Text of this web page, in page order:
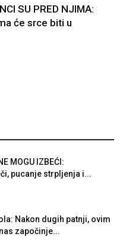
SU PRED NJIMA:
će srce biti u
MOGU IZBEĆI:
pucanje strpljenja i...
Nakon dugih patnji, ovim
započinje...